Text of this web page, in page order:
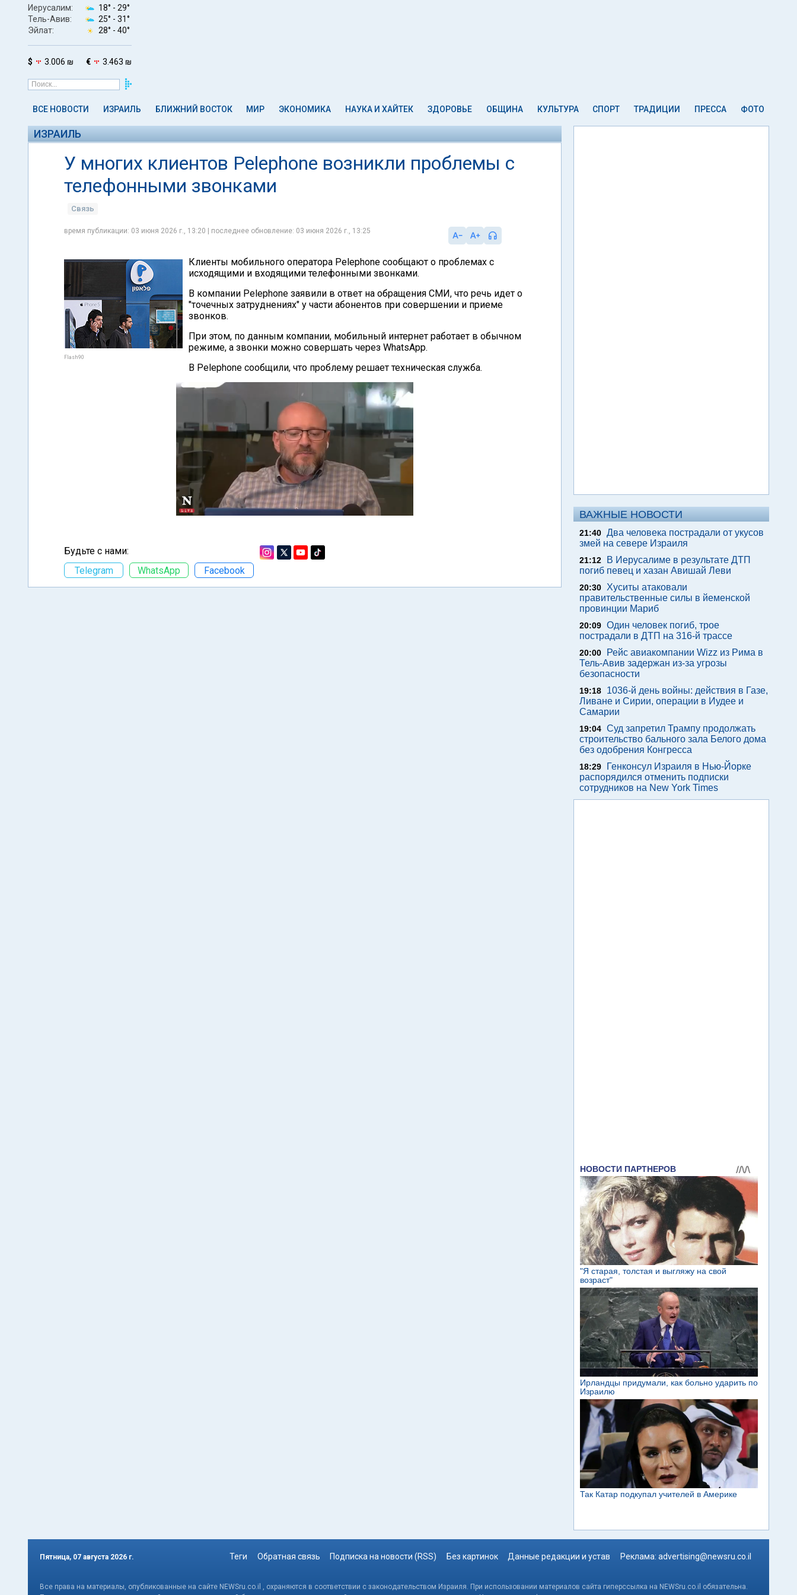
Иерусалим: 18° - 29°
Тель-Авив:
25° - 31°
Эйлат:
28° - 40°
$ 3.006 ₪ € 3.463 ₪
ВСЕ НОВОСТИ ИЗРАИЛЬ БЛИЖНИЙ ВОСТОК МИР ЭКОНОМИКА НАУКА И ХАЙТЕК ЗДОРОВЬЕ ОБЩИНА КУЛЬТУРА СПОРТ ТРАДИЦИИ ПРЕССА ФОТО
ИЗРАИЛЬ
У многих клиентов Pelephone возникли проблемы с
телефонными звонками
Связь
время публикации: 03 июня 2026 г., 13:20 | последнее обновление: 03 июня 2026 г., 13:25
Flash90
Клиенты мобильного оператора Pelephone сообщают о проблемах с
исходящими и входящими телефонными звонками.
В компании Pelephone заявили в ответ на обращения СМИ, что речь идет о
"точечных затруднениях" у части абонентов при совершении и приеме
звонков.
При этом, по данным компании, мобильный интернет работает в обычном
режиме, а звонки можно совершать через WhatsApp.
В Pelephone сообщили, что проблему решает техническая служба.
Будьте с нами:
Telegram
WhatsApp Facebook
ВАЖНЫЕ НОВОСТИ
21:40 Два человека пострадали от укусов
змей на севере Израиля
21:12
В Иерусалиме в результате ДТП
погиб певец и хазан Авишай Леви
20:30
Хуситы атаковали
правительственные силы в йеменской
провинции Мариб
20:09 Один человек погиб, трое
пострадали в ДТП на 316-й трассе
20:00
Рейс авиакомпании Wizz из Рима в
Тель-Авив задержан из-за угрозы
безопасности
19:18
1036-й день войны: действия в Газе,
Ливане и Сирии, операции в Иудее и
Самарии
19:04 Суд запретил Трампу продолжать
строительство бального зала Белого дома
без одобрения Конгресса
18:29
Генконсул Израиля в Нью-Йорке
распорядился отменить подписки
сотрудников на New York Times
Пятница, 07 августа 2026 г. Теги Обратная связь Подписка на новости (RSS) Без картинок Данные редакции и устав Реклама: advertising@newsru.co.il
Все права на материалы, опубликованные на сайте NEWSru.co.il , охраняются в соответствии с законодательством Израиля. При использовании материалов сайта гиперссылка на NEWSru.co.il обязательна.